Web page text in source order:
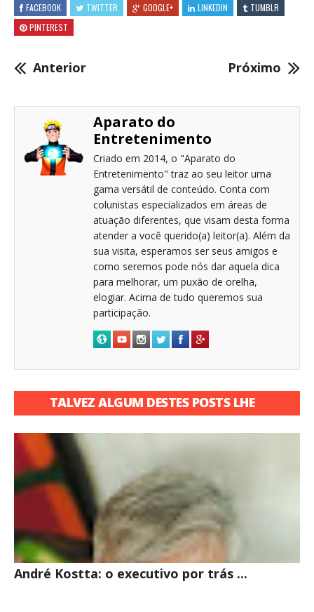
FACEBOOK TWITTER GOOGLE+ LINKEDIN
TUMBLR
PINTEREST
Anterior Próximo
Aparato do
Entretenimento
Criado em 2014, o "Aparato do
Entretenimento" traz ao seu leitor uma
gama versátil de conteúdo. Conta com
colunistas especializados em áreas de
atuação diferentes, que visam desta forma
atender a você querido(a) leitor(a). Além da
sua visita, esperamos ser seus amigos e
como seremos pode nós dar aquela dica
para melhorar, um puxão de orelha,
elogiar. Acima de tudo queremos sua
participação.
TALVEZ ALGUM DESTES POSTS LHE
André Kostta: o executivo por trás ...